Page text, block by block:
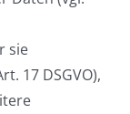
sie
17 DSGVO),